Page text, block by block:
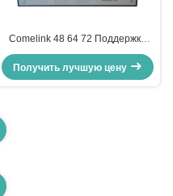
Comelink 48 64 72 Поддержка
порта RJ21 Коннектор FXS
Аналоговый VoIP шлюз
Получить лучшую цену